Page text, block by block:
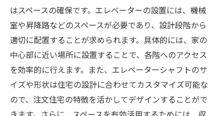
はスペースの確保です。エレベーターの設置には、機械
室や昇降路などのスペースが必要であり、設計段階から
適切に配置することが求められます。具体的には、家の
中心部に近い場所に設置することで、各階へのアクセス
を効率的に行えます。また、エレベーターシャフトのサ
イズや形状は住宅の設計に合わせてカスタマイズ可能な
ので、注文住宅の特徴を活かしてデザインすることがで